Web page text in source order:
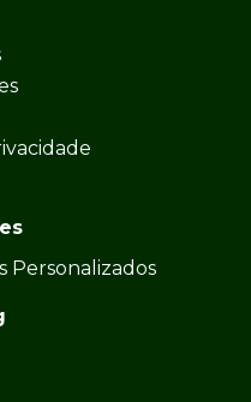
Personalizados